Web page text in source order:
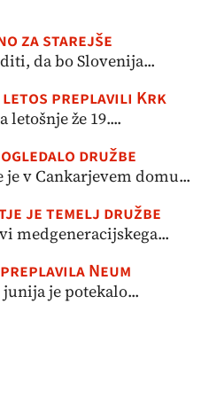
za starejše
da bo Slovenija...
letos preplavili Krk
letošnje že 19....
družbe
je v Cankarjevem domu...
je temelj družbe
medgeneracijskega...
Neum
junija je potekalo...